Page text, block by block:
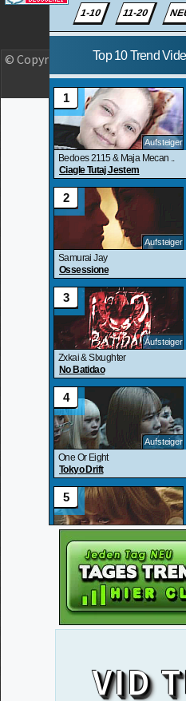
© Copyright 2023 OLJO